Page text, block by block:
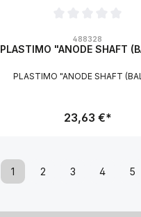
488328
PLASTIMO "ANODE SHAFT
PLASTIMO "ANODE SHAFT
23,63 €*
1 2 3 4 5